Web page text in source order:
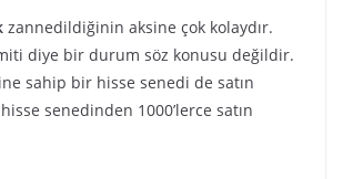
zannedildiğinin aksine çok kolaydır.
diye bir durum söz konusu değildir.
sahip bir hisse senedi de satın
senedinden 1000’lerce satın